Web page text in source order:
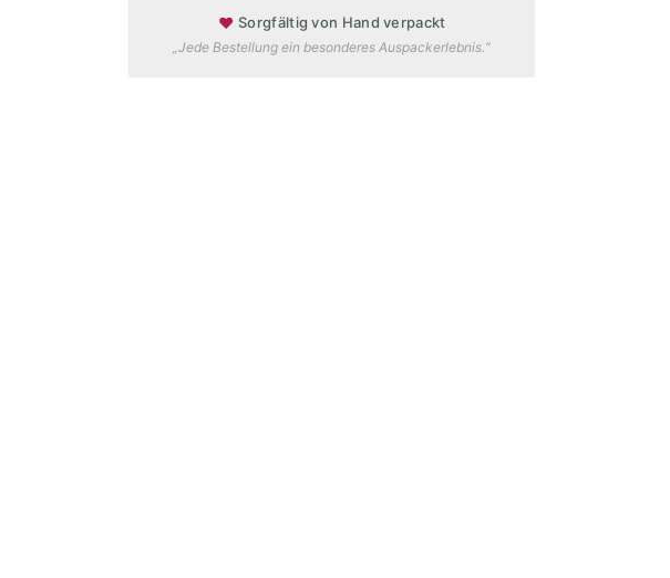
♥ Sorgfältig von Hand verpackt
„Jede Bestellung ein besonderes Auspackerlebnis.“